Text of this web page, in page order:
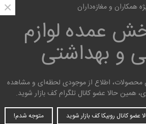
همکاران و مغازه‌داران
عمدهلوازم
و بهداشتی
محصولات، اطلاع از موجودی لحظه‌ای و مشاهده
حالا عضو کانال تلگرام کف بازار شوید.
کانال روبیکا کف بازار شوید متوجه شدم!
×